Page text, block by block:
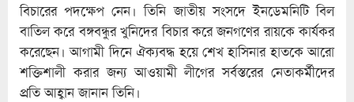
বিচারের পদক্ষেপ নেন। তিনি জাতীয় সংসদে ইনডেমনিটি বিল
বাতিল করে বঙ্গবন্ধুর খুনিদের বিচার করে জনগণের রায়কে কার্যকর
করেছেন। আগামী দিনে ঐক্যবদ্ধ হয়ে শেখ হাসিনার হাতকে আরো
শক্তিশালী করার জন্য আওয়ামী লীগের সর্বস্তরের নেতাকর্মীদের
প্রতি আহ্বান জানান তিনি।